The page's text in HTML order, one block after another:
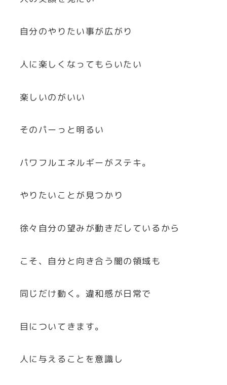
自分のやりたい事が広がり
人に楽しくなってもらいたい
楽しいのがいい
そのパーっと明るい
パワフルエネルギーがステキ。
やりたいことが見つかり
徐々自分の望みが動きだしているから
こそ、自分と向き合う闇の領域も
同じだけ動く。違和感が日常で
目についてきます。
人に与えることを意識し